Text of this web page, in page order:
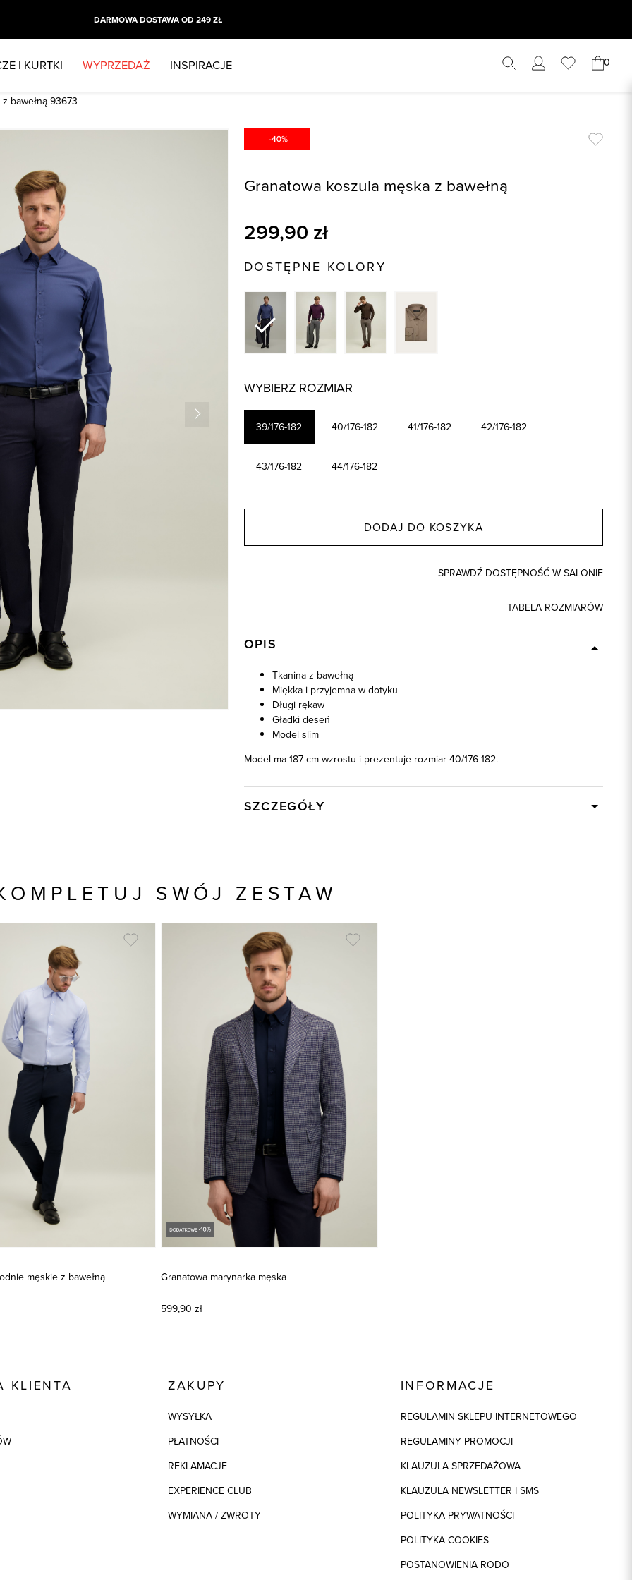
DARMOWA DOSTAWA OD 249 ZŁ
I KURTKI WYPRZEDAŻ INSPIRACJE 0
bawełną 93673
Granatowa koszula męska z bawełną
299,90 zł
DOSTĘPNE KOLORY
WYBIERZ ROZMIAR
39/176-182 40/176-182 41/176-182 42/176-182
43/176-182 44/176-182
DODAJ DO KOSZYKA
SPRAWDŹ DOSTĘPNOŚĆ W SALONIE
TABELA ROZMIARÓW
OPIS
Tkanina z bawełną
Miękka i przyjemna w dotyku
Długi rękaw
Gładki deseń
Model slim
Model ma 187 cm wzrostu i prezentuje rozmiar 40/176-182.
SZCZEGÓŁY
Skład tkaniny
Model
SWÓJ ZESTAW
męskie z bawełną Granatowa marynarka męska
599,90 zł
KLIENTA ZAKUPY
WYSYŁKA
PŁATNOŚCI
REKLAMACJE
EXPERIENCE CLUB
WYMIANA / ZWROTY
INFORMACJE
REGULAMIN SKLEPU INTERNETOWEGO
REGULAMINY PROMOCJI
KLAUZULA SPRZEDAŻOWA
KLAUZULA NEWSLETTER I SMS
POLITYKA PRYWATNOŚCI
POLITYKA COOKIES
POSTANOWIENIA RODO